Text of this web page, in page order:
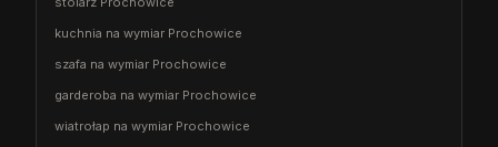
kuchnia na wymiar Prochowice
szafa na wymiar Prochowice
garderoba na wymiar Prochowice
wiatrołap na wymiar Prochowice